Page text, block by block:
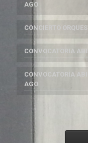
AGO
CONCIERTO
CONVOCATORIA
CONVOCATORIA
AGO